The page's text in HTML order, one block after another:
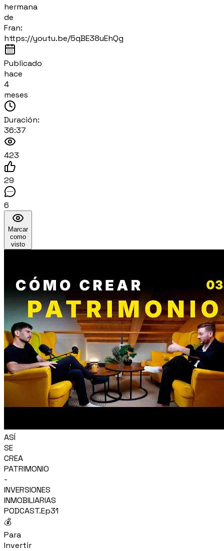
hermana
de
Fran:
https://youtu.be/5qBE38uEhQg
Publicado
hace
4
meses
Duración:
36:37
423
29
6
Marcar
como
visto
ASÍ
SE
CREA
PATRIMONIO
-
INVERSIONES
INMOBILIARIAS
PODCAST.Ep31
💰
Para
Invertir